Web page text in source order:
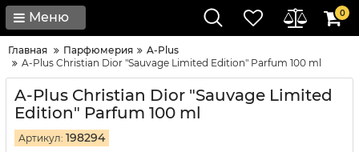
Меню 0
Главная Парфюмерия
A-Plus
A-Plus Christian Dior "Sauvage Limited Edition" Parfum 100 ml
A-Plus Christian Dior "Sauvage Limited
Edition" Parfum 100 ml
Артикул: 198294